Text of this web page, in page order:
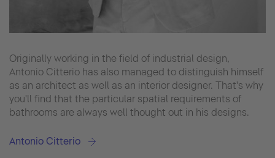
Originally working in the field of industrial design,
Antonio Citterio has also managed to distinguish himself
as an architect as well as an interior designer. That's why
you'll find that the particular spatial requirements of
bathrooms are always well thought out in his designs.
Antonio Citterio